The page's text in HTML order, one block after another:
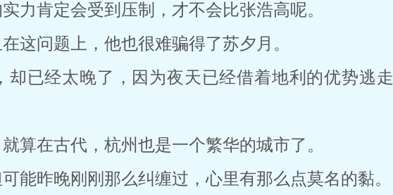
力肯定会受到压制，才不会比张浩高呢。
这问题上，他也很难骗得了苏夕月。
却已经太晚了，因为夜天已经借着地利的优势逃走
算在古代，杭州也是一个繁华的城市了。
能昨晚刚刚那么纠缠过，心里有那么点莫名的黏。